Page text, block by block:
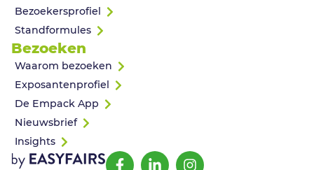
Bezoekersprofiel
Standformules
Bezoeken
Waarom bezoeken
Exposantenprofiel
De Empack App
Nieuwsbrief
Insights